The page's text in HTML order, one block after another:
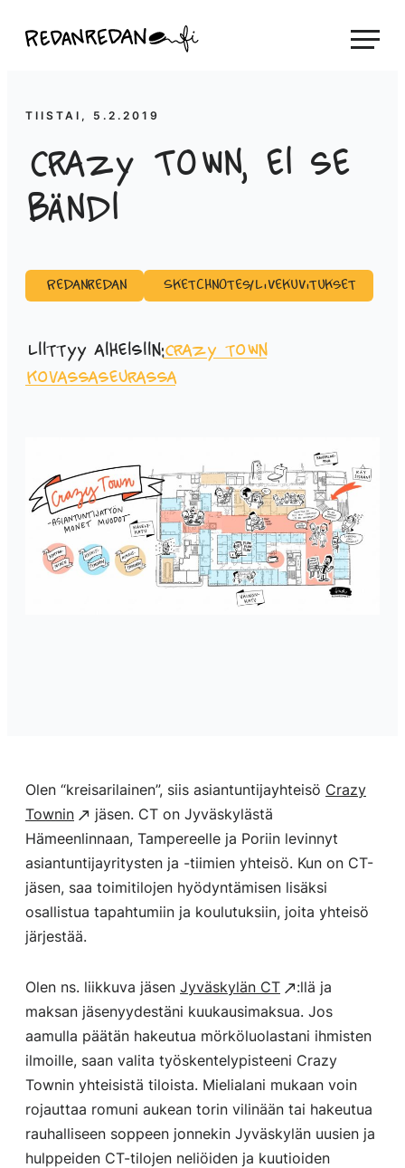
suoraan
Linda Saukko-Rauta, Redanredan Oy
piirrosvideoita
TIISTAI, 5.2.2019
Crazy Town, ei se
bändi
Redanredan Sketchnotes/Livekuvitukset
Liittyy aiheisiin:Crazy town
kovassaseurassa
Olen “kreisarilainen”, siis asiantuntijayhteisö Crazy
Townin
jäsen. CT on Jyväskylästä
Hämeenlinnaan, Tampereelle ja Poriin levinnyt
asiantuntijayritysten ja -tiimien yhteisö. Kun on CT-
jäsen, saa toimitilojen hyödyntämisen lisäksi
osallistua tapahtumiin ja koulutuksiin, joita yhteisö
järjestää.
Olen ns. liikkuva jäsen Jyväskylän CT
:llä ja
maksan jäsenyydestäni kuukausimaksua. Jos
aamulla päätän hakeutua mörköluolastani ihmisten
ilmoille, saan valita työskentelypisteeni Crazy
Townin yhteisistä tiloista. Mielialani mukaan voin
rojauttaa romuni aukean torin vilinään tai hakeutua
rauhalliseen soppeen jonnekin Jyväskylän uusien ja
hulppeiden CT-tilojen neliöiden ja kuutioiden